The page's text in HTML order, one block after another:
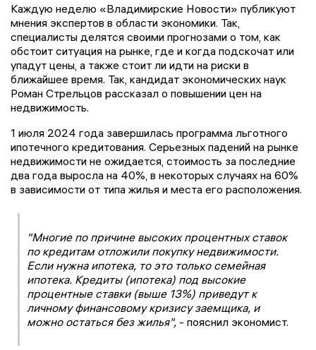
Каждую неделю «Владимирские Новости» публикуют
мнения экспертов в области экономики. Так,
специалисты делятся своими прогнозами о том, как
обстоит ситуация на рынке, где и когда подскочат или
упадут цены, а также стоит ли идти на риски в
ближайшее время. Так, кандидат экономических наук
Роман Стрельцов рассказал о повышении цен на
недвижимость.
1 июля 2024 года завершилась программа льготного
ипотечного кредитования. Серьезных падений на рынке
недвижимости не ожидается, стоимость за последние
два года выросла на 40%, в некоторых случаях на 60%
в зависимости от типа жилья и места его расположения.
"Многие по причине высоких процентных ставок
по кредитам отложили покупку недвижимости.
Если нужна ипотека, то это только семейная
ипотека. Кредиты (ипотека) под высокие
процентные ставки (выше 13%) приведут к
личному финансовому кризису заемщика, и
можно остаться без жилья", - пояснил экономист.